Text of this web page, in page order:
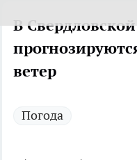
В
ветер
Погода